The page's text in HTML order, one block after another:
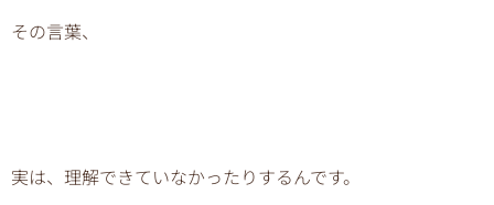
その言葉、
実は、理解できていなかったりするんです。